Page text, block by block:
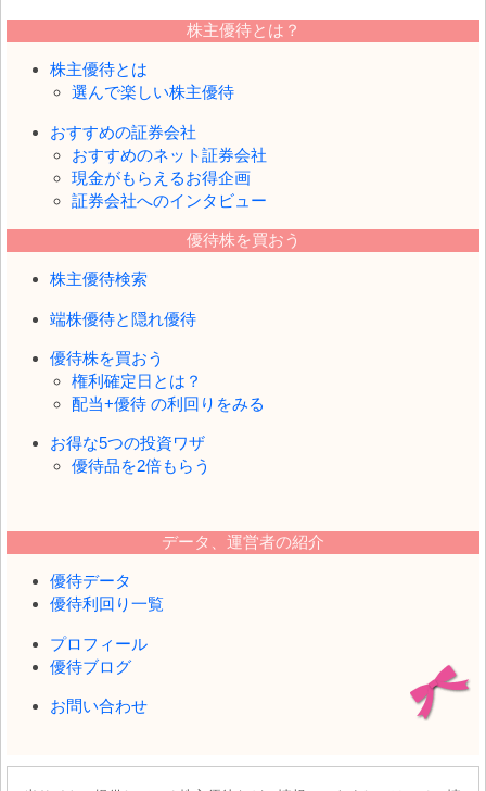
株主優待とは？
株主優待とは
選んで楽しい株主優待
おすすめの証券会社
おすすめのネット証券会社
現金がもらえるお得企画
証券会社へのインタビュー
優待株を買おう
株主優待検索
端株優待と隠れ優待
優待株を買おう
権利確定日とは？
配当+優待 の利回りをみる
お得な5つの投資ワザ
優待品を2倍もらう
データ、運営者の紹介
優待データ
優待利回り一覧
プロフィール
優待ブログ
お問い合わせ